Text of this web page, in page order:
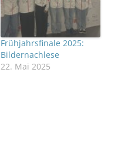
Frühjahrsfinale 2025:
Bildernachlese
22. Mai 2025